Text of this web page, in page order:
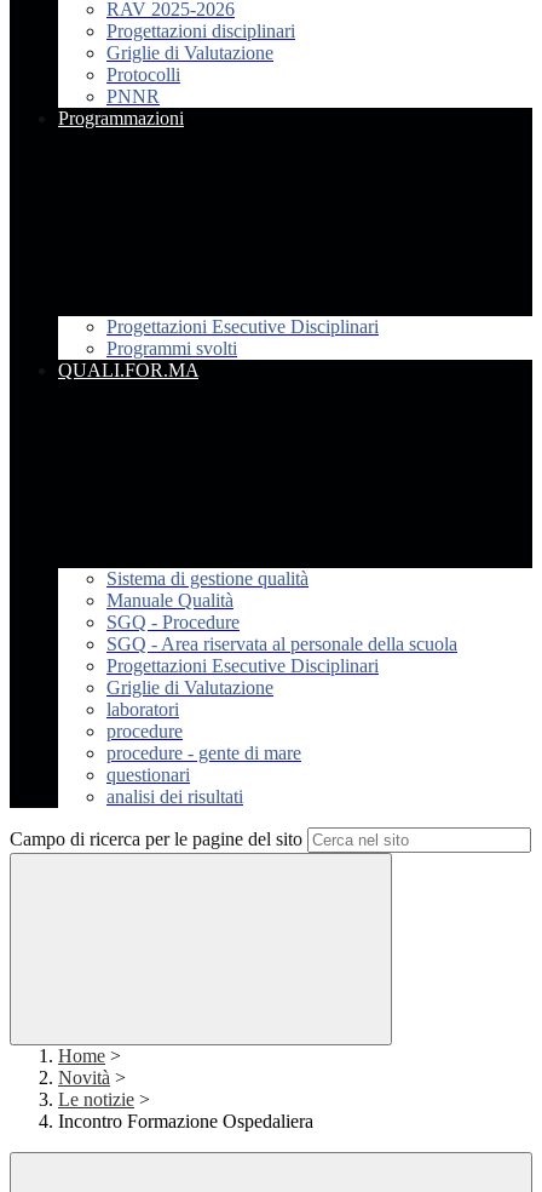
RAV 2025-2026
Progettazioni disciplinari
Griglie di Valutazione
Protocolli
PNNR
Programmazioni
Progettazioni Esecutive Disciplinari
Programmi svolti
QUALI.FOR.MA
Sistema di gestione qualità
Manuale Qualità
SGQ - Procedure
SGQ - Area riservata al personale della scuola
Progettazioni Esecutive Disciplinari
Griglie di Valutazione
laboratori
procedure
procedure - gente di mare
questionari
analisi dei risultati
Campo di ricerca per le pagine del sito
Home >
Novità >
Le notizie >
Incontro Formazione Ospedaliera